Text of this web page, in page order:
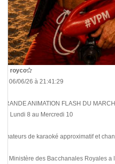
royco
Le 06/06/26 à 21:41:29
GRANDE ANIMATION FLASH DU
Du Lundi 8 au Mercredi 10
Amateurs de karaoké approximatif et
Le Ministère des Bacchanales Royales